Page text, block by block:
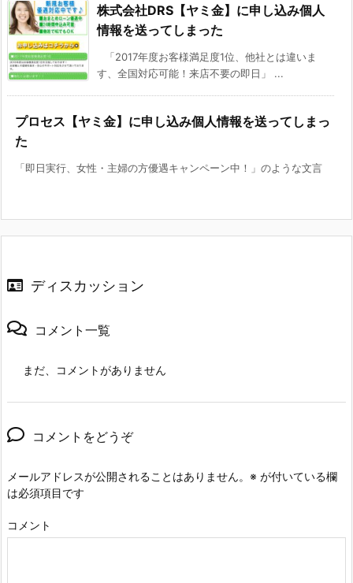
株式会社DRS【ヤミ金】に申し込み個人
情報を送ってしまった
「2017年度お客様満足度1位、他社とは違いま
す、全国対応可能！来店不要の即日」 ...
プロセス【ヤミ金】に申し込み個人情報を送ってしまっ
た
「即日実行、女性・主婦の方優遇キャンペーン中！」のような文言
ディスカッション
コメント一覧
まだ、コメントがありません
コメントをどうぞ
メールアドレスが公開されることはありません。 ※ が付いている欄
は必須項目です
コメント